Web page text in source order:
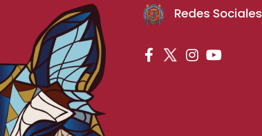
Redes Sociales